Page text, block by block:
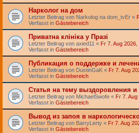
Нарколог на дом
Letzter Beitrag von Narkolog na dom_tvEr «
Verfasst in Gästebereich
Приватна клініка у Празі
Letzter Beitrag von axied11 « Fr 7. Aug 2026,
Verfasst in Gästebereich
Публикация о поддержке и
Letzter Beitrag von DustinGaK « Fr 7. Aug
Verfasst in Gästebereich
Статья на тему выздоровления
Letzter Beitrag von MichaelSwofe « Fr 7.
Verfasst in Gästebereich
Вывод из запоя в
Letzter Beitrag von BarryLerty « Fr 7. Aug
Verfasst in Gästebereich